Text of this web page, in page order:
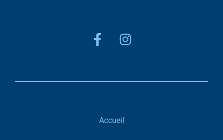
Accueil